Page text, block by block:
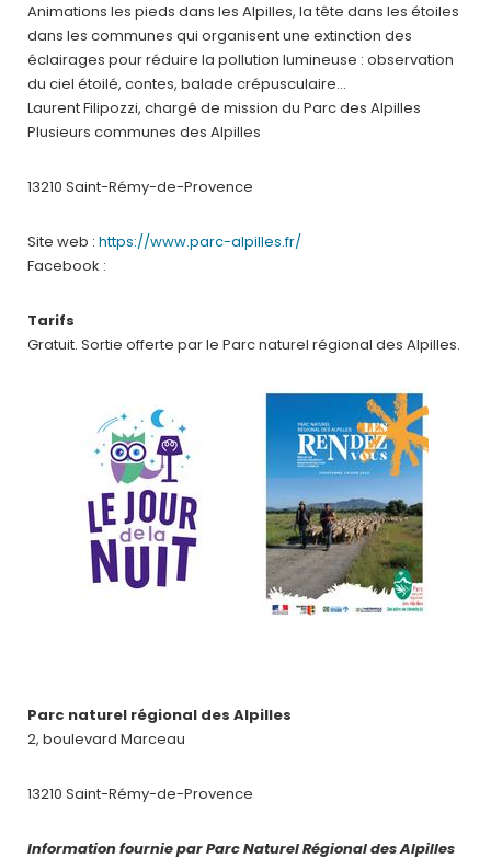
Animations les pieds dans les Alpilles, la tête dans les étoiles
dans les communes qui organisent une extinction des
éclairages pour réduire la pollution lumineuse : observation
du ciel étoilé, contes, balade crépusculaire…
Laurent Filipozzi, chargé de mission du Parc des Alpilles
Plusieurs communes des Alpilles
13210 Saint-Rémy-de-Provence
Site web : https://www.parc-alpilles.fr/
Facebook :
Tarifs
Gratuit. Sortie offerte par le Parc naturel régional des Alpilles.
Parc naturel régional des Alpilles
2, boulevard Marceau
13210 Saint-Rémy-de-Provence
Information fournie par Parc Naturel Régional des Alpilles